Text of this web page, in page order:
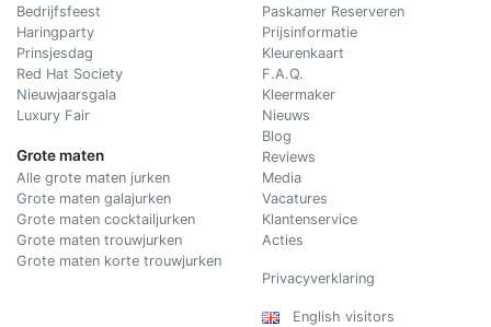
Bedrijfsfeest
Haringparty
Prinsjesdag
Red Hat Society
Nieuwjaarsgala
Luxury Fair
Grote maten
Alle grote maten jurken
Grote maten galajurken
Grote maten cocktailjurken
Grote maten trouwjurken
Grote maten korte trouwjurken
Paskamer Reserveren
Prijsinformatie
Kleurenkaart
F.A.Q.
Kleermaker
Nieuws
Blog
Reviews
Media
Vacatures
Klantenservice
Acties
Privacyverklaring
English visitors